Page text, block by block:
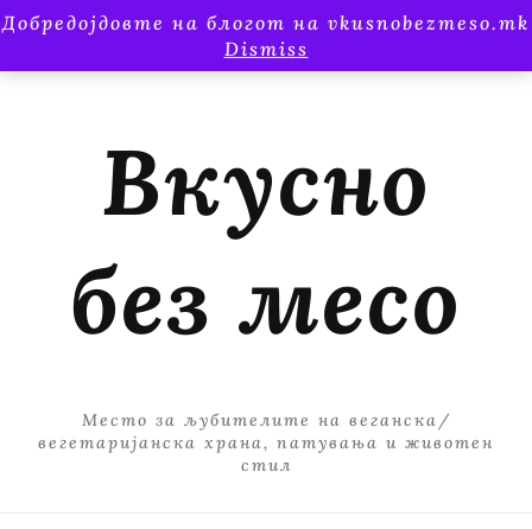
Добредојдовте на блогот на vkusnobezmeso.mk
Dismiss
Вкусно
без месо
Место за љубителите на веганска/
вегетаријанска храна, патувања и животен
стил